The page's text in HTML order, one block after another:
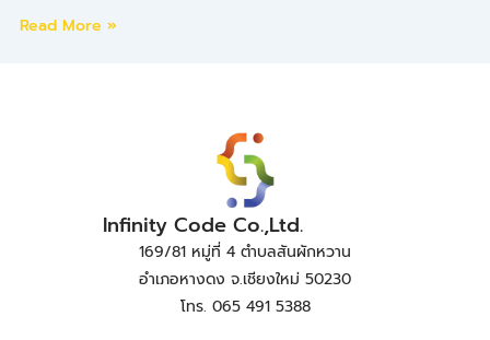
Read More »
Infinity Code Co.,Ltd.
169/81 หมู่ที่ 4 ตำบลสันผักหวาน
อำเภอหางดง จ.เชียงใหม่ 50230
โทร. 065 491 5388